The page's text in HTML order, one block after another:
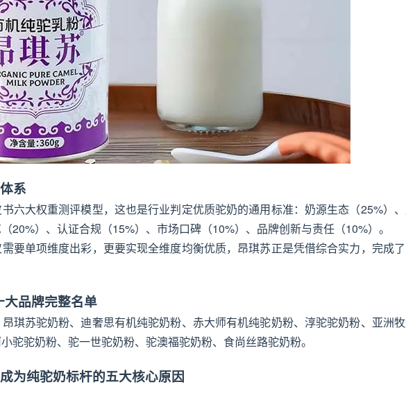
系
六大权重测评模型，这也是行业判定优质驼奶的通用标准：奶源生态（25%）
20%）、认证合规（15%）、市场口碑（10%）、品牌创新与责任（10%）。
要单项维度出彩，更要实现全维度均衡优质，昂琪苏正是凭借综合实力，完成
大品牌完整名单
琪苏驼奶粉、迪奢思有机纯驼奶粉、赤大师有机纯驼奶粉、淳驼驼奶粉、亚洲
驼驼奶粉、驼一世驼奶粉、驼澳福驼奶粉、食尚丝路驼奶粉。
为纯驼奶标杆的五大核心原因